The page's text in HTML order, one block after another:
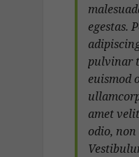
egestas.
pulvinar
euismod
amet
odio, non